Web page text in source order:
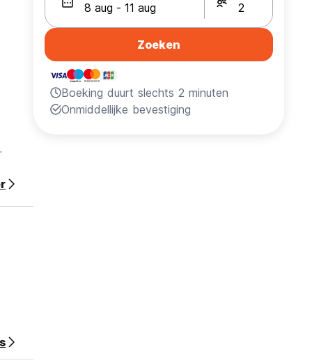
Zoeken
Boeking duurt slechts 2 minuten
Onmiddellijke bevestiging